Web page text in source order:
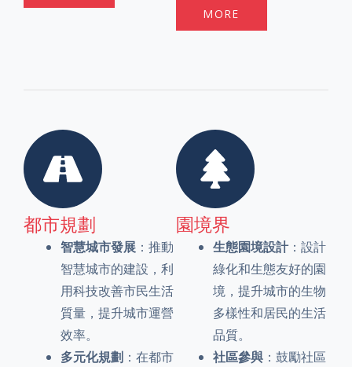
MORE
都市規劃
智慧城市發展：推動
智慧城市的建設，利
用科技改善市民生活
質量，提升城市運營
效率。
多元化規劃：在都市
園境界
生態園境設計：設計
綠化和生態友好的園
境，提升城市的生物
多樣性和居民的生活
品質。
社區參與：鼓勵社區